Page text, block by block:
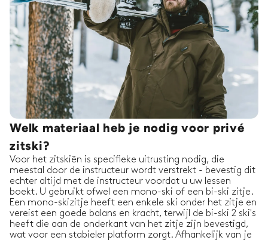
Welk materiaal heb je nodig voor privé
zitski?
Voor het zitskiën is specifieke uitrusting nodig, die
meestal door de instructeur wordt verstrekt - bevestig dit
echter altijd met de instructeur voordat u uw lessen
boekt. U gebruikt ofwel een mono-ski of een bi-ski zitje.
Een mono-skizitje heeft een enkele ski onder het zitje en
vereist een goede balans en kracht, terwijl de bi-ski 2 ski's
heeft die aan de onderkant van het zitje zijn bevestigd,
wat voor een stabieler platform zorgt. Afhankelijk van je